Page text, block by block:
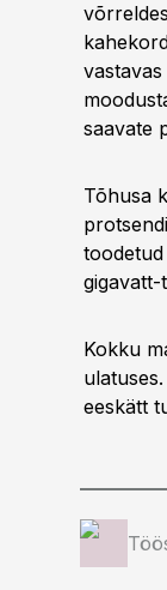
saavate
Tõhusa
gigavatt-
Kokku
eeskätt